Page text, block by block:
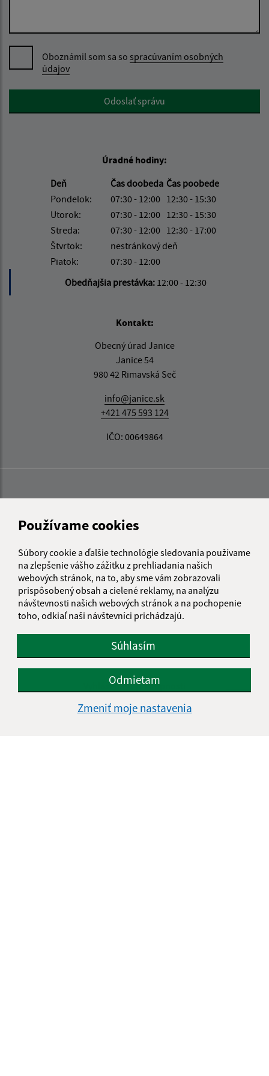
Používame cookies
Súbory cookie a ďalšie technológie sledovania používame
na zlepšenie vášho zážitku z prehliadania našich
webových stránok, na to, aby sme vám zobrazovali
prispôsobený obsah a cielené reklamy, na analýzu
návštevnosti našich webových stránok a na pochopenie
toho, odkiaľ naši návštevníci prichádzajú.
Súhlasím
Odmietam
Zmeniť moje nastavenia
Oboznámil som sa so spracúvaním osobných
údajov
Google reCaptcha ResponseOdoslať správu
Úradné hodiny:
Deň
Čas doobeda Čas poobede
Pondelok:
07:30 - 12:00 12:30 - 15:30
Utorok:
07:30 - 12:00 12:30 - 15:30
Streda:
07:30 - 12:00 12:30 - 17:00
Štvrtok:
nestránkový deň
Piatok:
07:30 - 12:00
Obedňajšia prestávka: 12:00 - 12:30
Kontakt:
Obecný úrad Janice
Janice 54
980 42 Rimavská Seč
info@janice.sk
+421 475 593 124
IČO: 00649864
Vyhlásenie o prístupnosti
Autorské práva
Ochrana osobných údajov